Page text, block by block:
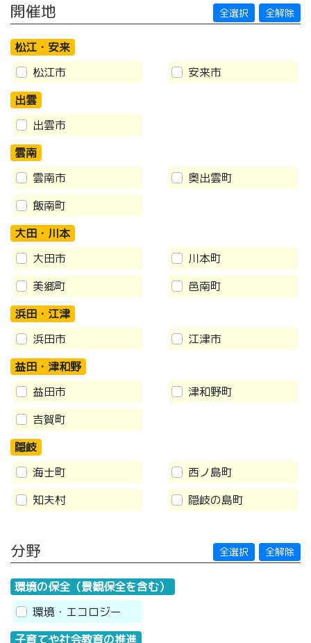
開催地 全選択 全解除
松江・安来
松江市
安来市
出雲
出雲市
雲南
雲南市
奥出雲町
飯南町
大田・川本
大田市
川本町
美郷町
邑南町
浜田・江津
浜田市
江津市
益田・津和野
益田市
津和野町
吉賀町
隠岐
海士町
西ノ島町
知夫村
隠岐の島町
分野 全選択 全解除
環境の保全（景観保全を含む）
環境・エコロジー
子育てや社会教育の推進